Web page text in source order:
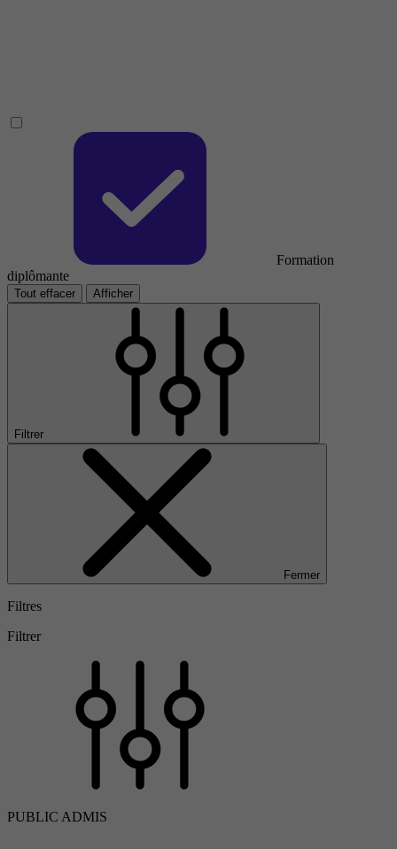
Formation
diplômante
Tout effacer Afficher
Filtrer
Fermer
Filtres
Filtrer
PUBLIC ADMIS